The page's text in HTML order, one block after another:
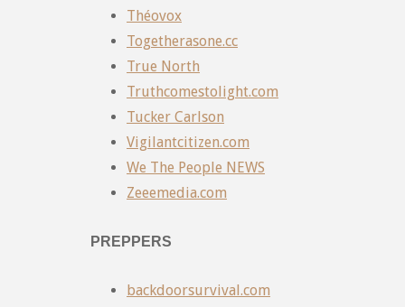
Théovox
Togetherasone.cc
True North
Truthcomestolight.com
Tucker Carlson
Vigilantcitizen.com
We The People NEWS
Zeeemedia.com
PREPPERS
backdoorsurvival.com